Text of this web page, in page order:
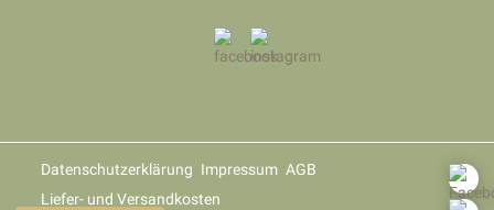
Datenschutzerklärung Impressum AGB
Liefer- und Versandkosten